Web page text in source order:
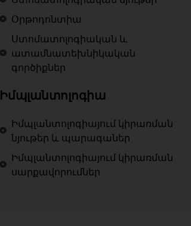
Օրթոդոնտիա
Ստոմատոլոգիական և
ատամնատեխնիկական
գործիքներ
Իմպլանտոլոգիա
Իմպլանտոլոգիայում կիրառման
նյութեր և պարագաներ
Իմպլանտոլոգիայում կիրառման
սարքավորումներ